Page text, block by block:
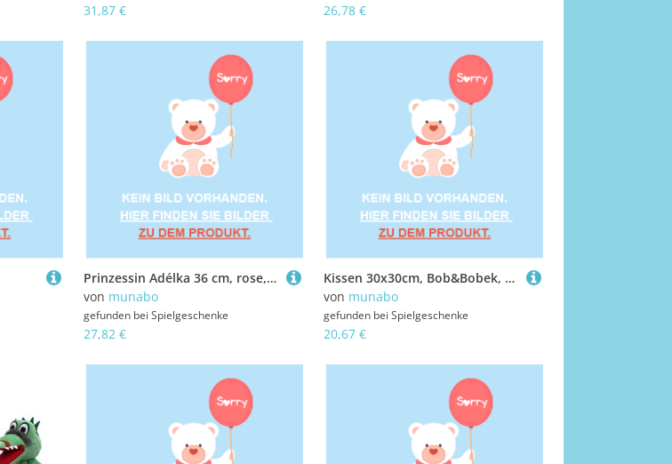
31,87 € 26,78 €
Prinzessin Adélka 36 cm, rose, Handpuppe
von munabo
gefunden bei Spielgeschenke
27,82 €
Kissen 30x30cm, Bob&Bobek, Hanteln
von munabo
gefunden bei Spielgeschenke
20,67 €